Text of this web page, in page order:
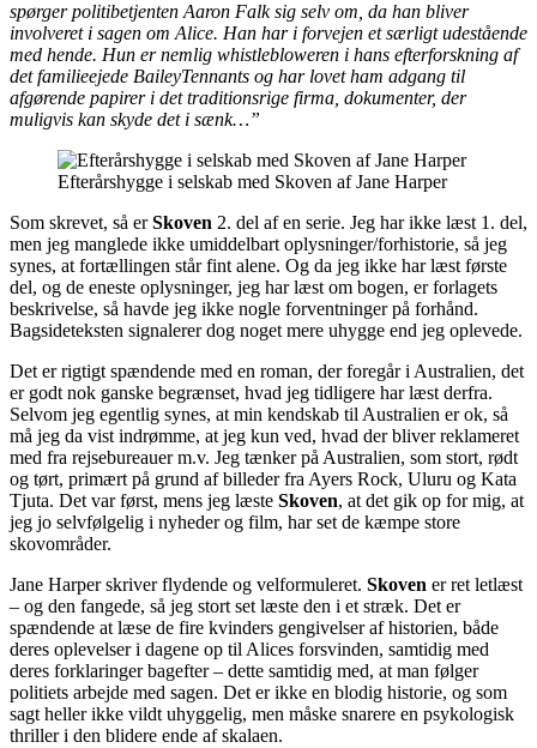
spørger politibetjenten Aaron Falk sig selv om, da han bliver
involveret i sagen om Alice. Han har i forvejen et særligt udestående
med hende. Hun er nemlig whistlebloweren i hans efterforskning af
det familieejede BaileyTennants og har lovet ham adgang til
afgørende papirer i det traditionsrige firma, dokumenter, der
muligvis kan skyde det i sænk…”
Efterårshygge i selskab med Skoven af Jane Harper
Som skrevet, så erSkoven 2. del af en serie. Jeg har ikke læst 1. del,
men jeg manglede ikke umiddelbart oplysninger/forhistorie, så jeg
synes, at fortællingen står fint alene. Og da jeg ikke har læst første
del, og de eneste oplysninger, jeg har læst om bogen, er forlagets
beskrivelse, så havde jeg ikke nogle forventninger på forhånd.
Bagsideteksten signalerer dog noget mere uhygge end jeg oplevede.
Det er rigtigt spændende med en roman, der foregår i Australien, det
er godt nok ganske begrænset, hvad jeg tidligere har læst derfra.
Selvom jeg egentlig synes, at min kendskab til Australien er ok, så
må jeg da vist indrømme, at jeg kun ved, hvad der bliver reklameret
med fra rejsebureauer m.v. Jeg tænker på Australien, som stort, rødt
og tørt, primært på grund af billeder fra Ayers Rock, Uluru og Kata
Tjuta. Det var først, mens jeg læste Skoven, at det gik op for mig, at
jeg jo selvfølgelig i nyheder og film, har set de kæmpe store
skovområder.
Jane Harper skriver flydende og velformuleret. Skoven er ret letlæst
– og den fangede, så jeg stort set læste den i et stræk. Det er
spændende at læse de fire kvinders gengivelser af historien, både
deres oplevelser i dagene op til Alices forsvinden, samtidig med
deres forklaringer bagefter – dette samtidig med, at man følger
politiets arbejde med sagen. Det er ikke en blodig historie, og som
sagt heller ikke vildt uhyggelig, men måske snarere en psykologisk
thriller i den blidere ende af skalaen.